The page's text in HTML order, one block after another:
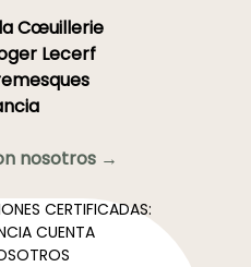
Cœuillerie
Lecerf
nosotros →
CERTIFICADAS:
CUENTA